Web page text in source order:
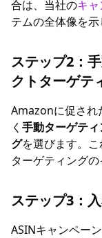
合は、当社のキ
テムの全体像を示
ステップ2：
クトターゲテ
Amazonに促され
く 手動ターゲテ
グを選びます。
ターゲティング
ステップ3：
ASINキャンペーン